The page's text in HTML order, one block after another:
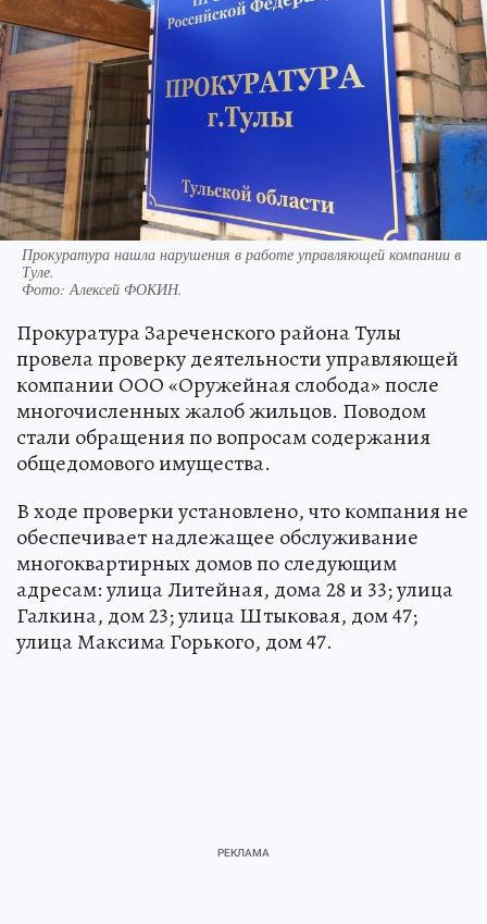
Прокуратура нашла нарушения в работе управляющей компании в
Туле.
Фото:Алексей ФОКИН.
Прокуратура Зареченского района Тулы
провела проверку деятельности управляющей
компании ООО «Оружейная слобода» после
многочисленных жалоб жильцов. Поводом
стали обращения по вопросам содержания
общедомового имущества.
В ходе проверки установлено, что компания не
обеспечивает надлежащее обслуживание
многоквартирных домов по следующим
адресам: улица Литейная, дома 28 и 33; улица
Галкина, дом 23; улица Штыковая, дом 47;
улица Максима Горького, дом 47.